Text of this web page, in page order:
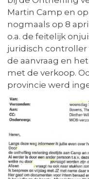
Martin Camp en
nogmaals op 8
o.a. de feitelijk
juridisch controller
de aanvraag en
met de verkoop.
provincie werd